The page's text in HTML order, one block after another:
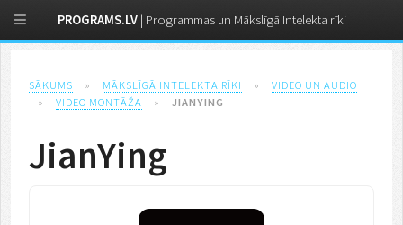
SĀKUMS » MĀKSLĪGĀ INTELEKTA RĪKI »
VIDEO UN AUDIO
»
VIDEO MONTĀŽA » JIANYING
JianYing
PROGRAMS.LV | Programmas un Mākslīgā Intelekta rīki